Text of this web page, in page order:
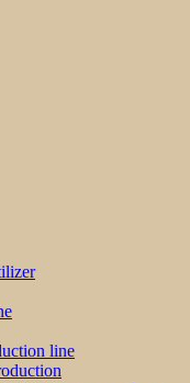
line